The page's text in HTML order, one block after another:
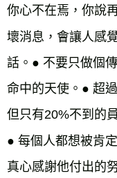
你心不在焉，你說
壞消息，會讓人感
話。 ● 不要只做個
命中的天使。 ● 超
但只有20%不到的
● 每個人都想被肯
真心感謝他付出的